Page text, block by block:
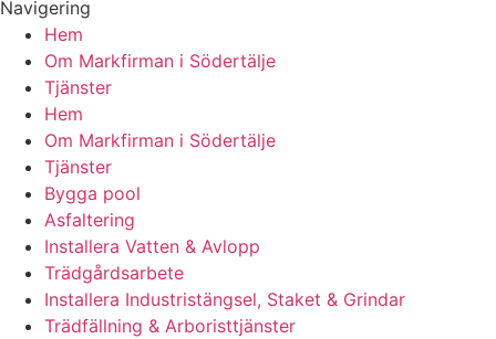
Navigering
Hem
Om Markfirman i Södertälje
Tjänster
Hem
Om Markfirman i Södertälje
Tjänster
Bygga pool
Asfaltering
Installera Vatten & Avlopp
Trädgårdsarbete
Installera Industristängsel, Staket & Grindar
Trädfällning & Arboristtjänster